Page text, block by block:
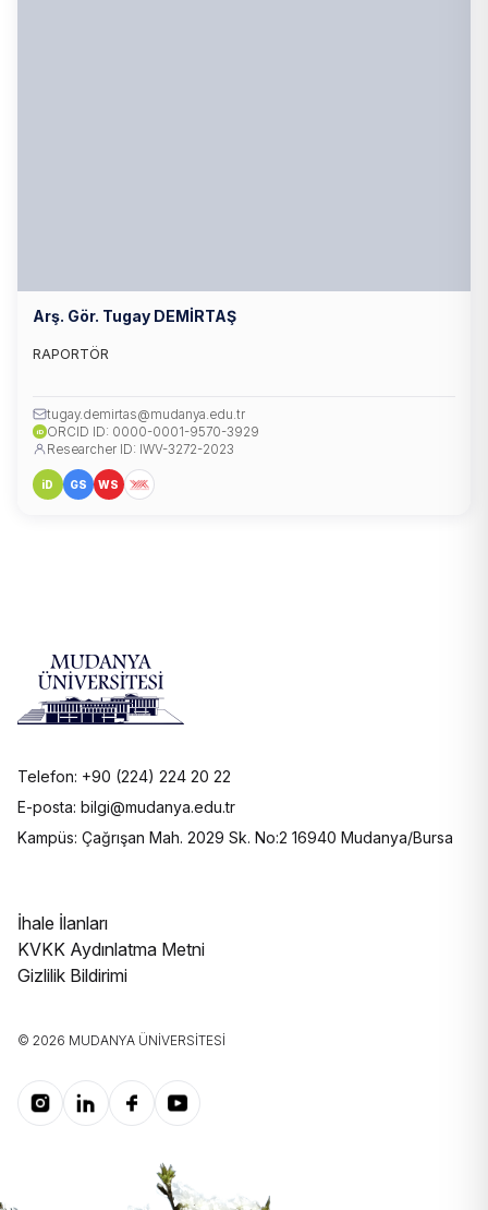
Arş. Gör. Tugay DEMİRTAŞ
RAPORTÖR
tugay.demirtas@mudanya.edu.tr
iD ORCID ID: 0000-0001-9570-3929
Researcher ID: IWV-3272-2023
iD GS WS
Telefon: +90 (224) 224 20 22
E-posta: bilgi@mudanya.edu.tr
Kampüs: Çağrışan Mah. 2029 Sk. No:2 16940 Mudanya/Bursa
İhale İlanları
KVKK Aydınlatma Metni
Gizlilik Bildirimi
© 2026 MUDANYA ÜNIVERSITESI